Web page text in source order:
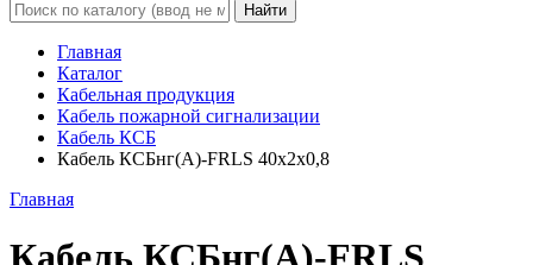
Найти
Главная
Каталог
Кабельная продукция
Кабель пожарной сигнализации
Кабель КСБ
Кабель КСБнг(A)-FRLS 40x2x0,8
Главная